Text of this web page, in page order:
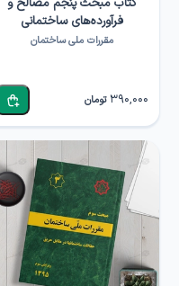
کتاب مبحث پنجم مصالح و
فرآورده‌های ساختمانی
مقررات ملی ساختمان
390,000 تومان